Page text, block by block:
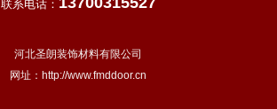
联系电话：
河北圣朗装饰材料有限公司
网址： http://www.fmddoor.cn